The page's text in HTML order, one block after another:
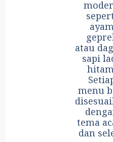
atau
sapi
menu
tema
dan